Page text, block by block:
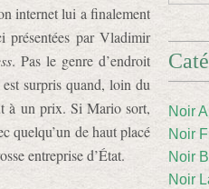
internet lui a finalement
présentées par Vladimir
. Pas le genre d’endroit
surpris quand, loin du
à un prix. Si Mario sort,
quelqu’un de haut placé
entreprise d’État.
Noir
Noir
Noir
Noir